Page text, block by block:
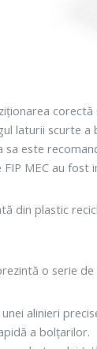
laturii scurte
sa este
MEC au fost
din plastic
o serie de
alinieri
a bolțarilor.